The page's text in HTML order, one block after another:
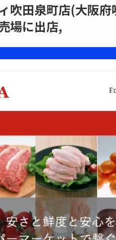
吹田泉町店(大阪
場に出店,